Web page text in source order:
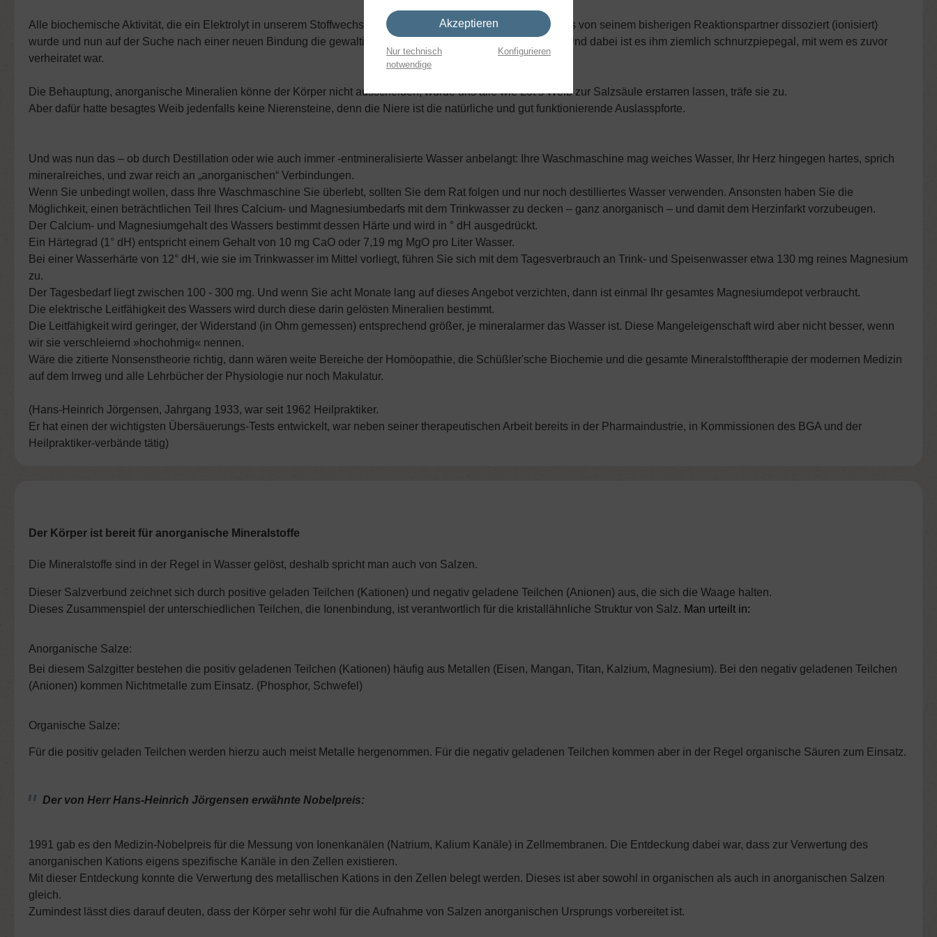
Alle biochemische Aktivität, die ein Elektrolyt in unserem Stoffwechsel entwickelt, entsteht nur dadurch, dass es von seinem bisherigen Reaktionspartner dissoziert (ionisiert)
wurde und nun auf der Suche nach einer neuen Bindung die gewaltigen lebenspendenden Kräfte entwickelt. Und dabei ist es ihm ziemlich schnurzpiepegal, mit wem es zuvor
verheiratet war.
Die Behauptung, anorganische Mineralien könne der Körper nicht ausscheiden, würde uns alle wie Lot’s Weib zur Salzsäule erstarren lassen, träfe sie zu.
Aber dafür hatte besagtes Weib jedenfalls keine Nierensteine, denn die Niere ist die natürliche und gut funktionierende Auslasspforte.
Und was nun das – ob durch Destillation oder wie auch immer -entmineralisierte Wasser anbelangt: Ihre Waschmaschine mag weiches Wasser, Ihr Herz hingegen hartes, sprich
mineralreiches, und zwar reich an „anorganischen“ Verbindungen.
Wenn Sie unbedingt wollen, dass Ihre Waschmaschine Sie überlebt, sollten Sie dem Rat folgen und nur noch destilliertes Wasser verwenden. Ansonsten haben Sie die
Möglichkeit, einen beträchtlichen Teil Ihres Calcium- und Magnesiumbedarfs mit dem Trinkwasser zu decken – ganz anorganisch – und damit dem Herzinfarkt vorzubeugen.
Der Calcium- und Magnesiumgehalt des Wassers bestimmt dessen Härte und wird in ° dH ausgedrückt.
Ein Härtegrad (1° dH) entspricht einem Gehalt von 10 mg CaO oder 7,19 mg MgO pro Liter Wasser.
Bei einer Wasserhärte von 12° dH, wie sie im Trinkwasser im Mittel vorliegt, führen Sie sich mit dem Tagesverbrauch an Trink- und Speisenwasser etwa 130 mg reines Magnesium
zu.
Der Tagesbedarf liegt zwischen 100 - 300 mg. Und wenn Sie acht Monate lang auf dieses Angebot verzichten, dann ist einmal Ihr gesamtes Magnesiumdepot verbraucht.
Die elektrische Leitfähigkeit des Wassers wird durch diese darin gelösten Mineralien bestimmt.
Die Leitfähigkeit wird geringer, der Widerstand (in Ohm gemessen) entsprechend größer, je mineralarmer das Wasser ist. Diese Mangeleigenschaft wird aber nicht besser, wenn
wir sie verschleiernd »hochohmig« nennen.
Wäre die zitierte Nonsenstheorie richtig, dann wären weite Bereiche der Homöopathie, die Schüßler'sche Biochemie und die gesamte Mineralstofftherapie der modernen Medizin
auf dem Irrweg und alle Lehrbücher der Physiologie nur noch Makulatur.
(Hans-Heinrich Jörgensen, Jahrgang 1933, war seit 1962 Heilpraktiker.
Er hat einen der wichtigsten Übersäuerungs-Tests entwickelt, war neben seiner therapeutischen Arbeit bereits in der Pharmaindustrie, in Kommissionen des BGA und der
Heilpraktiker-verbände tätig)
Der Körper ist bereit für anorganische Mineralstoffe
Die Mineralstoffe sind in der Regel in Wasser gelöst, deshalb spricht man auch von Salzen.
Dieser Salzverbund zeichnet sich durch positive geladen Teilchen (Kationen) und negativ geladene Teilchen (Anionen) aus, die sich die Waage halten.
Dieses Zusammenspiel der unterschiedlichen Teilchen, die Ionenbindung, ist verantwortlich für die kristallähnliche Struktur von Salz. Man urteilt in:
Anorganische Salze:
Bei diesem Salzgitter bestehen die positiv geladenen Teilchen (Kationen) häufig aus Metallen (Eisen, Mangan, Titan, Kalzium, Magnesium). Bei den negativ geladenen Teilchen
(Anionen) kommen Nichtmetalle zum Einsatz. (Phosphor, Schwefel)
Organische Salze:
Für die positiv geladen Teilchen werden hierzu auch meist Metalle hergenommen. Für die negativ geladenen Teilchen kommen aber in der Regel organische Säuren zum Einsatz.
Der von Herr Hans-Heinrich Jörgensen erwähnte Nobelpreis:
1991 gab es den Medizin-Nobelpreis für die Messung von Ionenkanälen (Natrium, Kalium Kanäle) in Zellmembranen. Die Entdeckung dabei war, dass zur Verwertung des
anorganischen Kations eigens spezifische Kanäle in den Zellen existieren.
Mit dieser Entdeckung konnte die Verwertung des metallischen Kations in den Zellen belegt werden. Dieses ist aber sowohl in organischen als auch in anorganischen Salzen
gleich.
Zumindest lässt dies darauf deuten, dass der Körper sehr wohl für die Aufnahme von Salzen anorganischen Ursprungs vorbereitet ist.
Akzeptieren
Nur technisch
notwendige
Konfigurieren